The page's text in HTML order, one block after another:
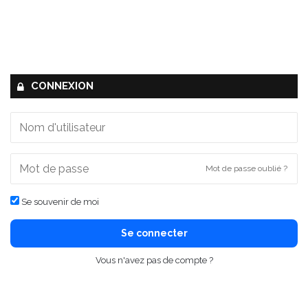
CONNEXION
Mot de passe oublié ?
Se souvenir de moi
Se connecter
Vous n'avez pas de compte ?